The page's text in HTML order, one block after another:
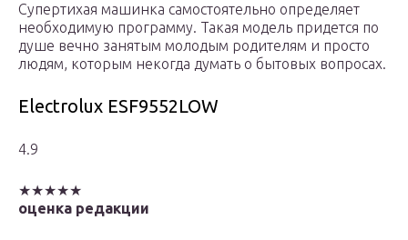
Супертихая машинка самостоятельно определяет
необходимую программу. Такая модель придется по
душе вечно занятым молодым родителям и просто
людям, которым некогда думать о бытовых вопросах.
Electrolux ESF9552LOW
4.9
★★★★★
оценка редакции